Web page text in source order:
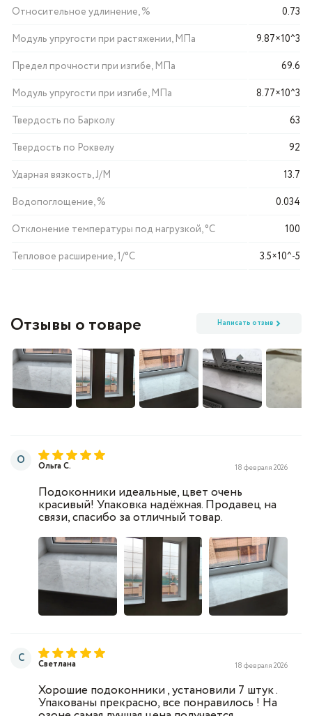
Относительное удлинение, %
0.73
Модуль упругости при растяжении, МПа
9.87×10^3
Предел прочности при изгибе, МПа
69.6
Модуль упругости при изгибе, МПа
8.77×10^3
Твердость по Барколу
63
Твердость по Роквелу
92
Ударная вязкость, J/M
13.7
Водопоглощение, %
0.034
Отклонение температуры под нагрузкой, °C
100
Тепловое расширение, 1/°C
3.5×10^-5
Отзывы о товаре Написать отзыв
Ольга С.
О
18 февраля 2026
Подоконники идеальные, цвет очень
красивый! Упаковка надёжная. Продавец на
связи, спасибо за отличный товар.
Светлана
С
18 февраля 2026
Хорошие подоконники , установили 7 штук .
Упакованы прекрасно, все понравилось ! На